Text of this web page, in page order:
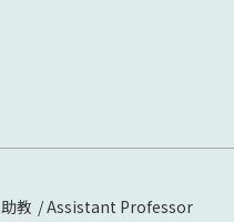
助教 Assistant Professor